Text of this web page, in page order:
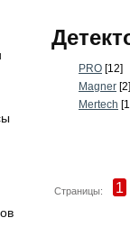
PRO [12]
Magner [2]
Mertech
Страницы: 1